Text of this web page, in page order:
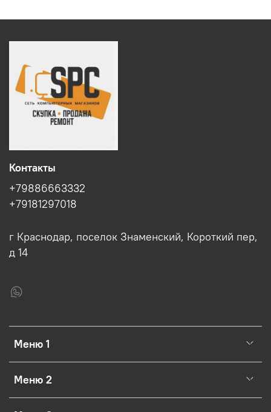
Меню 1
Меню 2
Контакты
+79886663332
+79181297018
г Краснодар, поселок Знаменский, Короткий пер,
д 14